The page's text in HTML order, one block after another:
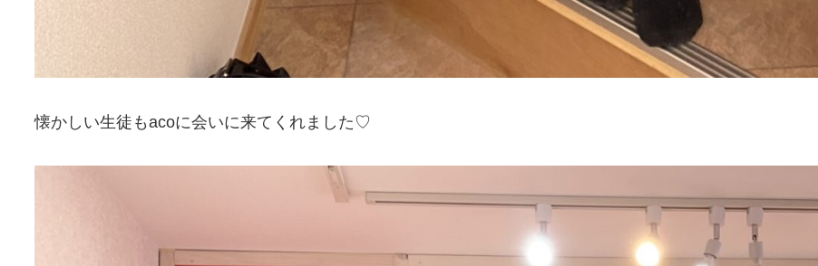
懐かしい生徒もacoに会いに来てくれました♡